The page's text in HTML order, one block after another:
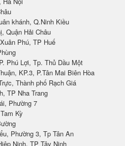
khánh, Q.Ninh Kiều
Quận Hải Châu
Phú, TP Huế
Phú Lợi, Tp. Thủ Dầu Một
KP.3, P.Tân Mai Biên Hòa
Thành phố Rạch Giá
TP Nha Trang
Phường 7
Kỳ
Phường 3, Tp Tân An
Ninh, TP Tây Ninh